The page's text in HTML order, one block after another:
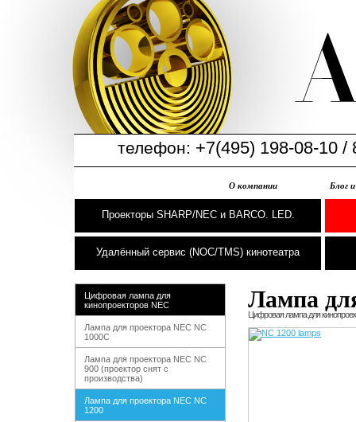
телефон: +7(495) 198-08-10 /
О компании Блог
Проекторы SHARP/NEC и BARCO. LED.
Удалённый сервис (NOC/TMS) кинотеатра
Цифровая лампа для
кинопроекторов NEC
Лампа для проектора NEC NC
1000C
Лампа для проектора NEC NC
900 (проектор снят с
производства)
Лампа для проектора NEC NC
1200
Лампа
Цифровая лампа для